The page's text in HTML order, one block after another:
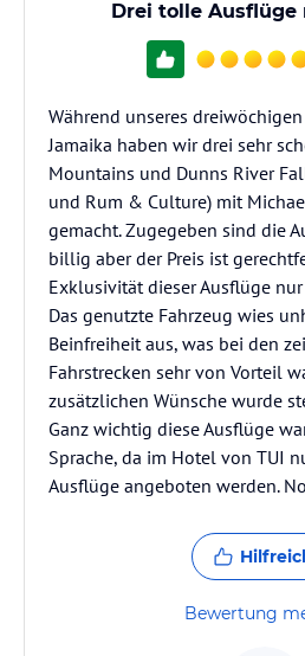
Drei tolle Ausflüge
Während unseres
Jamaika haben wir drei sehr
Mountains und Dunns River
und Rum & Culture) mit
gemacht. Zugegeben sind die
billig aber der Preis ist
Exklusivität dieser Ausflüge
Das genutzte Fahrzeug wies
Beinfreiheit aus, was bei den
Fahrstrecken sehr von Vorteil
zusätzlichen Wünsche wurde
Ganz wichtig diese Ausflüge
Sprache, da im Hotel von TUI
Ausflüge angeboten werden.
Bewertung